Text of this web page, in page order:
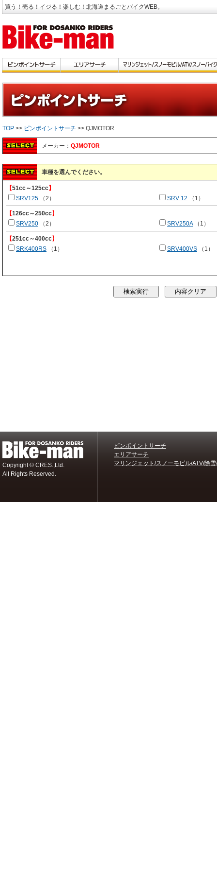
買う！売る！イジる！楽しむ！北海道まるごとバイクWEB。
TOP >> ピンポイントサーチ >> QJMOTOR
メーカー： QJMOTOR
車種を選んでください。
【51cc～125cc】
SRV125 （2） SRV 12 （1）
【126cc～250cc】
SRV250 （2） SRV250A（1）
【251cc～400cc】
SRK400RS （1） SRV400VS （1）
Copyright © CRES.,Ltd.
All Rights Reserved.
ピンポイントサーチ
エリアサーチ
マリンジェット/スノーモビル/ATV/除